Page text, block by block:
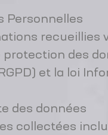
Personnelles
recueillies
protection des
et la loi
des données
collectées